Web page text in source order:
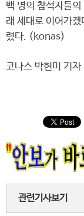
백 명의 참석자들
래 세대로 이어가
렸다. (konas)
코나스 박현미 기자
관련기사보기